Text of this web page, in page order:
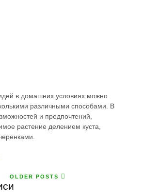
в домашних условиях можно
различными способами. В
и предпочтений,
растение делением куста,
OLDER POSTS